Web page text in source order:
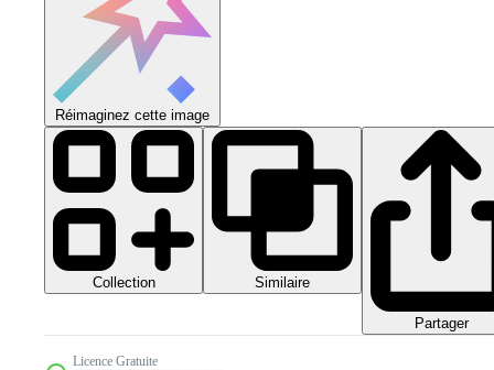
Réimaginez cette image
Collection Similaire
Partager
Licence Gratuite